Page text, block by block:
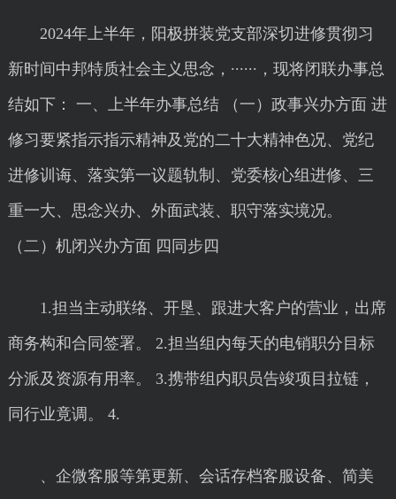
2024年上半年，阳极拼装党支部深切进修贯彻习
新时间中邦特质社会主义思念，······，现将闭联办事总
结如下： 一、上半年办事总结 （一）政事兴办方面 进
修习要紧指示指示精神及党的二十大精神色况、党纪
进修训诲、落实第一议题轨制、党委核心组进修、三
重一大、思念兴办、外面武装、职守落实境况。
（二）机闭兴办方面 四同步四
1.担当主动联络、开垦、跟进大客户的营业，出席
商务构和合同签署。 2.担当组内每天的电销职分目标
分派及资源有用率。 3.携带组内职员告竣项目拉链，
同行业竟调。 4.
、企微客服等第更新、会话存档客服设备、简美